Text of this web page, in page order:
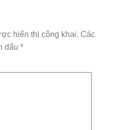
hiển thị công khai. Các
dấu *